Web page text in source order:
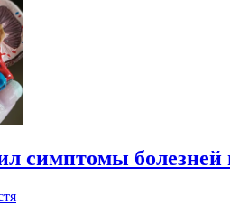
симптомы болезней